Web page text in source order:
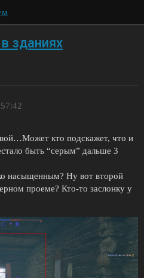
зданиях
кто подскажет, что и
быть “серым” дальше 3
насыщенным? Ну вот второй
проеме? Кто-то заслонку у